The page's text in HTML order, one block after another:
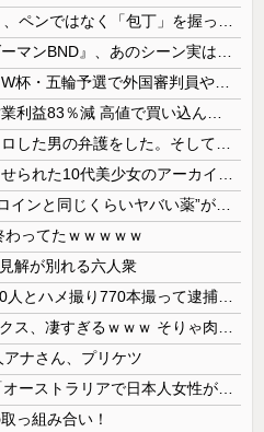
わってたｗｗｗｗｗ
解が別れる六人衆
アナさん、プリケツ
っ組み合い！